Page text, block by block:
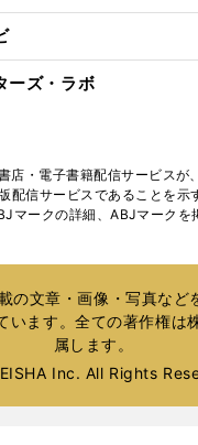
ーズ・ラボ
店・電子書籍配信サービスが
配信サービスであることを示
マークの詳細、ABJマークを
の文章・画像・写真など
います。全ての著作権は
属します。
Inc. All Rights